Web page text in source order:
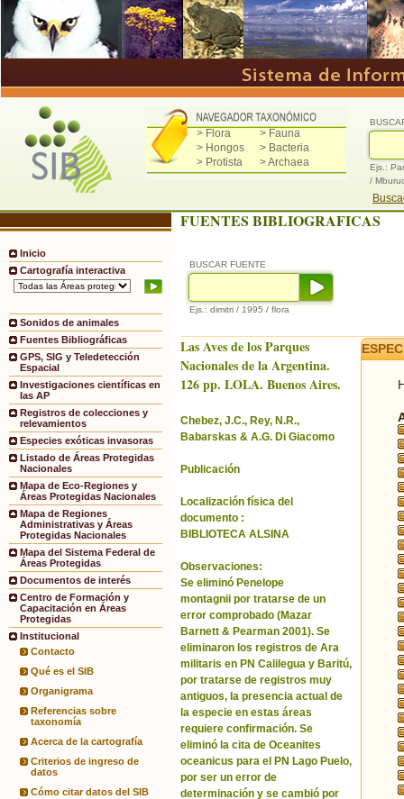
> Flora
> Fauna
> Hongos
> Bacteria
> Protista
> Archaea
Ejs.:
/
Inicio
Cartografía interactiva
Sonidos de animales
Fuentes Bibliográficas
GPS, SIG y Teledetección
Espacial
Investigaciones científicas en
las AP
Registros de colecciones y
relevamientos
Especies exóticas invasoras
Listado de Áreas Protegidas
Nacionales
Mapa de Eco-Regiones y
Áreas Protegidas Nacionales
Mapa de Regiones
Administrativas y Áreas
Protegidas Nacionales
Mapa del Sistema Federal de
Áreas Protegidas
Documentos de interés
Centro de Formación y
Capacitación en Áreas
Protegidas
Institucional
Contacto
Qué es el SIB
Organigrama
Referencias sobre
taxonomía
Acerca de la cartografía
Criterios de ingreso de
datos
Cómo citar datos del SIB
FUENTES BIBLIOGRAFICAS
BUSCAR FUENTE
Ejs.: dimitri / 1995 / flora
Las Aves de los Parques
Nacionales de la Argentina.
126 pp. LOLA. Buenos Aires.
Chebez, J.C., Rey, N.R.,
Babarskas & A.G. Di Giacomo
Publicación
Localización física del
documento :
BIBLIOTECA ALSINA
Observaciones:
Se eliminó Penelope
montagnii por tratarse de un
error comprobado (Mazar
Barnett & Pearman 2001). Se
eliminaron los registros de Ara
militaris en PN Calilegua y Baritú,
por tratarse de registros muy
antiguos, la presencia actual de
la especie en estas áreas
requiere confirmación. Se
eliminó la cita de Oceanites
oceanicus para el PN Lago Puelo,
por ser un error de
determinación y se cambió por